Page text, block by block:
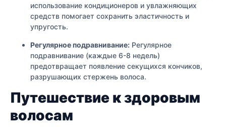
использование кондиционеров и увлажняющих
средств помогает сохранить эластичность и
упругость.
Регулярное подравнивание: Регулярное
подравнивание (каждые 6-8 недель)
предотвращает появление секущихся кончиков,
разрушающих стержень волоса.
Путешествие к здоровым
волосам